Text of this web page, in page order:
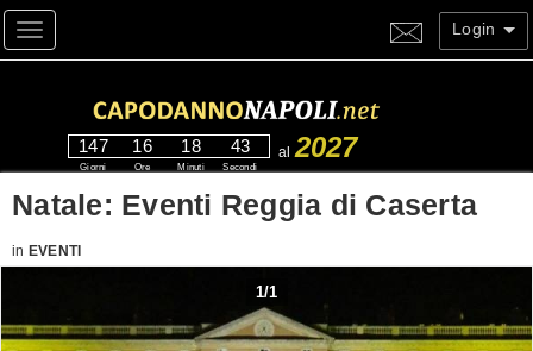
Toggle navigation Login
147
Giorni
16
Ore
18
Minuti
43
Secondi
al 2027
Natale: Eventi Reggia di Caserta
in EVENTI
1/1